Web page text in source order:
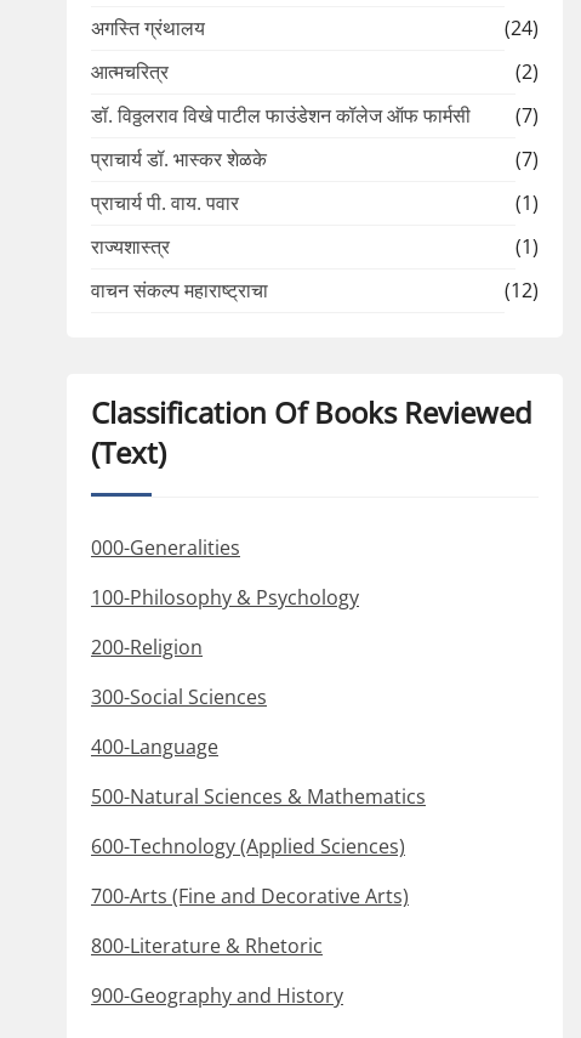
अगस्ति ग्रंथालय
(24)
आत्मचरित्र
(2)
डॉ. विठ्ठलराव विखे पाटील फाउंडेशन कॉलेज ऑफ फार्मसी
(7)
प्राचार्य डॉ. भास्कर शेळके
(7)
प्राचार्य पी. वाय. पवार
(1)
राज्यशास्त्र
(1)
वाचन संकल्प महाराष्ट्राचा
(12)
Classification Of Books Reviewed
(Text)
000-Generalities
100-Philosophy & Psychology
200-Religion
300-Social Sciences
400-Language
500-Natural Sciences & Mathematics
600-Technology (Applied Sciences)
700-Arts (Fine and Decorative Arts)
800-Literature & Rhetoric
900-Geography and History